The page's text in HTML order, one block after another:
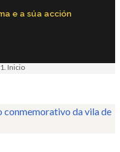
e a súa acción
Inicio